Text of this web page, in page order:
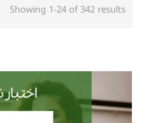
Showing 1-24 of 342 results